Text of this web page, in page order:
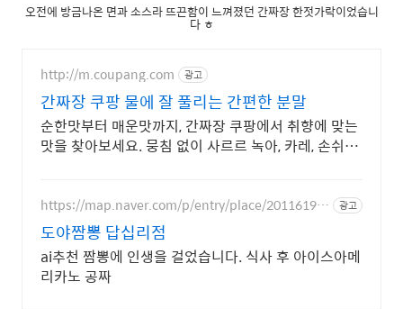
오전에 방금나온 면과 소스라 뜨끈함이 느껴졌던 간짜장 한젓가락이었습니
다 ㅎ
http://m.coupang.com 광고
간짜장 쿠팡 물에 잘 풀리는 간편한 분말
순한맛부터 매운맛까지, 간짜장 쿠팡에서 취향에 맞는
맛을 찾아보세요. 뭉침 없이 사르르 녹아, 카레, 손쉬운
https://map.naver.com/p/entry/place/20116194 광고
도야짬뽕 답십리점
ai추천 짬뽕에 인생을 걸었습니다. 식사 후 아이스아메
리카노 공짜